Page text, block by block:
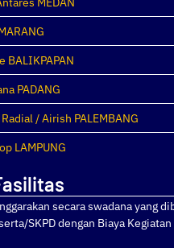
BALIKPAPAN
PADANG
/ Airish PALEMBANG
LAMPUNG
secara swadana yang
SKPD dengan Biaya Kegiatan